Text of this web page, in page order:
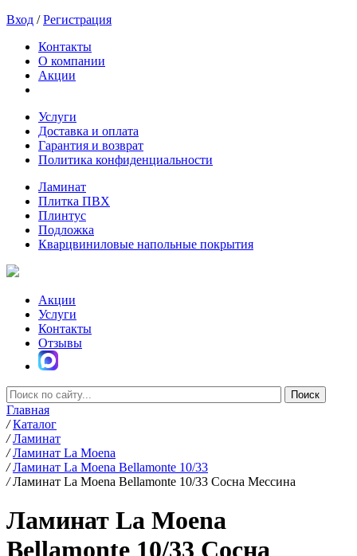
Вход /Регистрация
Контакты
О компании
Акции
Услуги
Доставка и оплата
Гарантия и возврат
Политика конфиденциальности
Ламинат
Плитка ПВХ
Плинтус
Подложка
Кварцвиниловые напольные покрытия
Акции
Услуги
Контакты
Отзывы
Главная
/ Каталог
/ Ламинат
/ Ламинат La Moena
/ Ламинат La Moena Bellamonte 10/33
/ Ламинат La Moena Bellamonte 10/33 Сосна Мессина
Ламинат La Moena
Bellamonte 10/33 Сосна